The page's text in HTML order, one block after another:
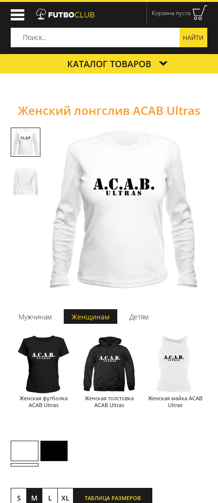
Корзина пуста
КАТАЛОГ ТОВАРОВ
Женский лонгслив ACAB Ultras
Мужчинам Женщинам Детям
Женская футболка
ACAB Ultras
Женская толстовка
ACAB Ultras
Женская майка ACAB
Ultras
S M L XL ТАБЛИЦА РАЗМЕРОВ